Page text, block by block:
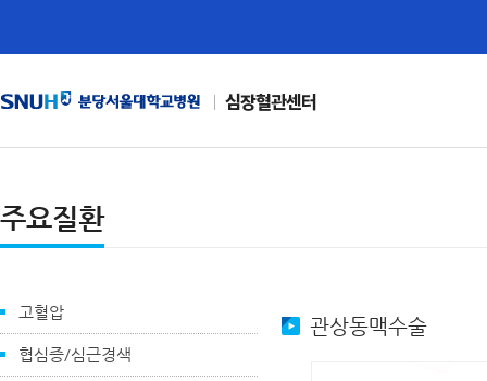
심장혈관센터
주요질환
고혈압
협심증/심근경색
관상동맥수술